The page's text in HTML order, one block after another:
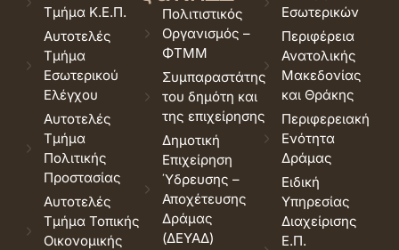
Τμήμα Κ.Ε.Π.
Αυτοτελές
Τμήμα
Εσωτερικού
Ελέγχου
Αυτοτελές
Τμήμα
Πολιτικής
Προστασίας
Αυτοτελές
Τμήμα Τοπικής
Οικονομικής
Πολιτιστικός
Οργανισμός –
ΦΤΜΜ
Συμπαραστάτης
του δημότη και
της επιχείρησης
Δημοτική
Επιχείρηση
Ύδρευσης –
Αποχέτευσης
Δράμας
(ΔΕΥΑΔ)
Εσωτερικών
Περιφέρεια
Ανατολικής
Μακεδονίας
και Θράκης
Περιφερειακή
Ενότητα
Δράμας
Ειδική
Υπηρεσίας
Διαχείρισης
Ε.Π.